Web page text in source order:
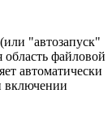
(или "автозапуск"
файловой
автоматически
включении